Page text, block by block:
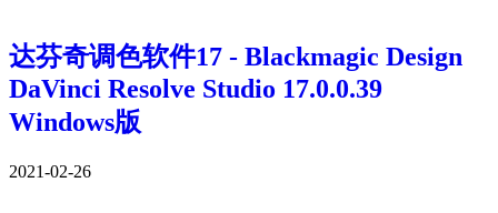
达芬奇调色软件17 - Blackmagic Design
DaVinci Resolve Studio 17.0.0.39
Windows版
2021-02-26